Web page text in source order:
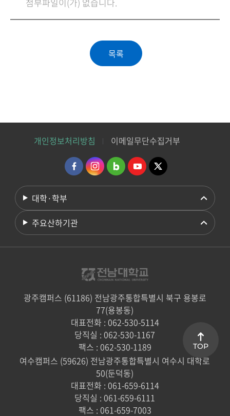
개인정보처리방침 이메일무단수집거부
대학·학부
주요산하기관
광주캠퍼스 (61186) 전남광주통합특별시 북구 용봉로
77(용봉동)
대표전화 : 062-530-5114
당직실 : 062-530-1167
팩스 : 062-530-1189
여수캠퍼스 (59626) 전남광주통합특별시 여수시 대학로
50(둔덕동)
대표전화 : 061-659-6114
당직실 : 061-659-6111
팩스 : 061-659-7003
TOP